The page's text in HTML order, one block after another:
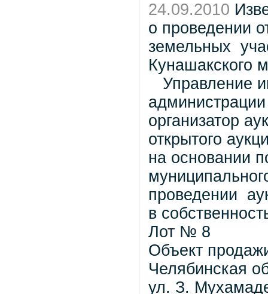
24.09.2010
о проведении
земельных
Кунашакского
Управление
организатор
открытого
на основании
проведении
в
Лот № 8
Объект
Челябинская
ул. З.